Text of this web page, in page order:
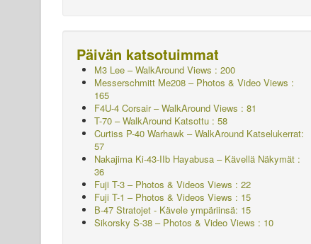
Päivän katsotuimmat
M3 Lee – WalkAround Views : 200
Messerschmitt Me208 – Photos & Video Views :
165
F4U-4 Corsair – WalkAround Views : 81
T-70 – WalkAround Katsottu : 58
Curtiss P-40 Warhawk – WalkAround Katselukerrat:
57
Nakajima Ki-43-IIb Hayabusa – Kävellä Näkymät :
36
Fuji T-3 – Photos & Videos Views : 22
Fuji T-1 – Photos & Videos Views : 15
B-47 Stratojet - Kävele ympäriinsä: 15
Sikorsky S-38 – Photos & Video Views : 10